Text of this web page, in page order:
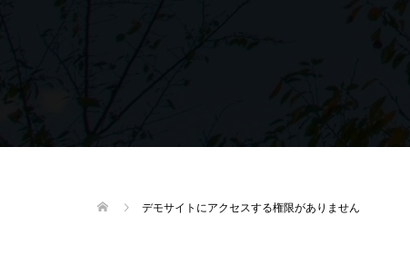
デモサイトにアクセスする権限がありません